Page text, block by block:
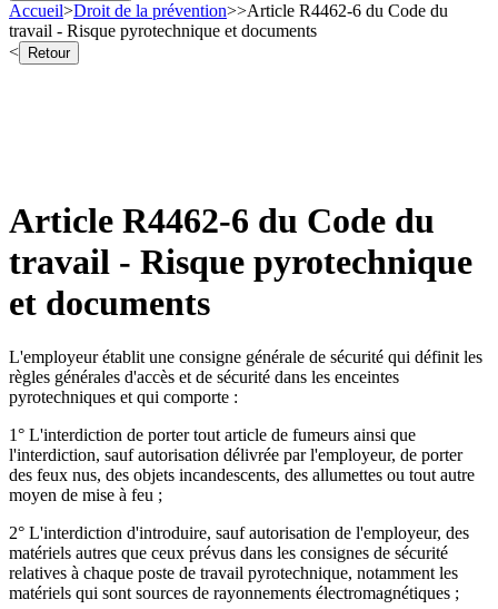
Accueil>Droit de la prévention>>Article R4462-6 du Code du
travail - Risque pyrotechnique et documents
<
Retour
Article R4462-6 du Code du
travail - Risque pyrotechnique
et documents
L'employeur établit une consigne générale de sécurité qui définit les
règles générales d'accès et de sécurité dans les enceintes
pyrotechniques et qui comporte :
1° L'interdiction de porter tout article de fumeurs ainsi que
l'interdiction, sauf autorisation délivrée par l'employeur, de porter
des feux nus, des objets incandescents, des allumettes ou tout autre
moyen de mise à feu ;
2° L'interdiction d'introduire, sauf autorisation de l'employeur, des
matériels autres que ceux prévus dans les consignes de sécurité
relatives à chaque poste de travail pyrotechnique, notamment les
matériels qui sont sources de rayonnements électromagnétiques ;